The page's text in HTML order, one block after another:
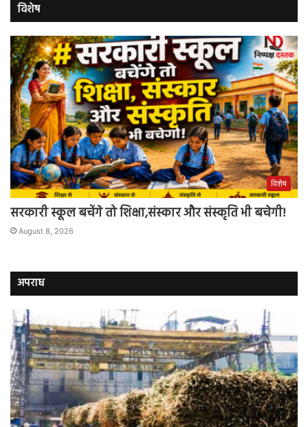
विशेष
विशेष
सरकारी स्कूल बचेंगे तो शिक्षा,संस्कार और संस्कृति भी बचेगी!
August 8, 2026
अपराध